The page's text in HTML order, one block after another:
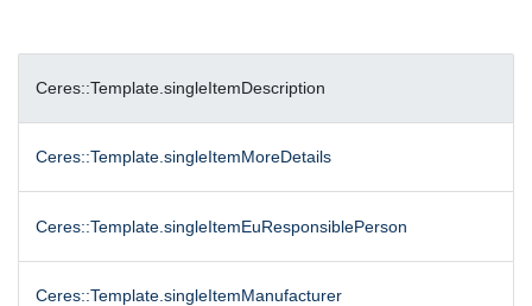
Ceres::Template.singleItemDescription
Ceres::Template.singleItemMoreDetails
Ceres::Template.singleItemEuResponsiblePerson
Ceres::Template.singleItemManufacturer